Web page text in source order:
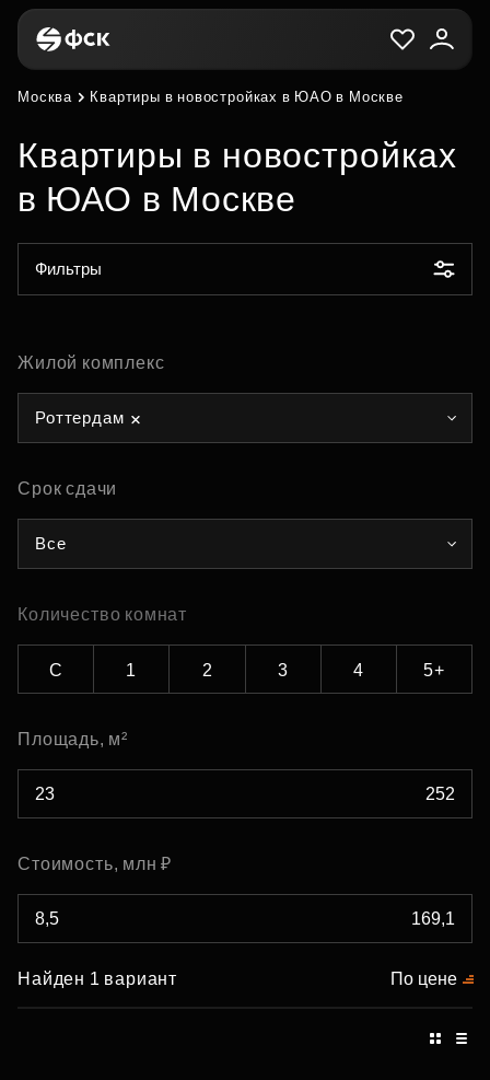
Москва Квартиры в новостройках в ЮАО в Москве
Квартиры в новостройках
в ЮАО в Москве
Фильтры
Жилой комплекс
Роттердам
Срок сдачи
Все
Количество комнат
С 1 2 3 4 5+
Площадь, м²
Стоимость, млн ₽
Найден 1 вариант По цене